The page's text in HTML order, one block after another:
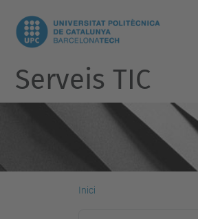
Serveis TIC
Inici